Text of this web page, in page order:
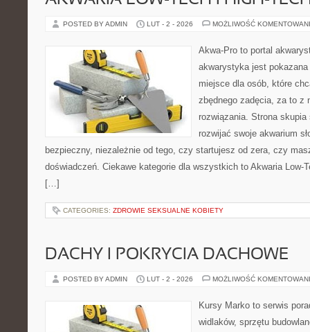
POSTED BY ADMIN LUT - 2 - 2026 MOŻLIWOŚĆ
Akwa-Pro to portal
akwarystyka jest
miejsce dla osób, które
zbędnego zadęcia, za to z
rozwiązania. Strona
rozwijać swoje akwarium
bezpieczny, niezależnie od tego, czy startujesz od zera, czy
doświadczeń. Ciekawe kategorie dla wszystkich to Akwaria Low-
[…]
CATEGORIES: ZDROWIE SEKSUALNE KOBIETY
DACHY I POKRYCIA DACHOWE
POSTED BY ADMIN LUT - 2 - 2026 MOŻLIWOŚĆ
Kursy Marko to serwis
widlaków, sprzętu